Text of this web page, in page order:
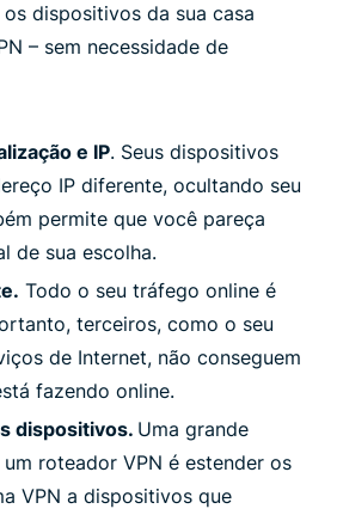
dispositivos da sua casa
– sem necessidade de
e IP. Seus dispositivos
IP diferente, ocultando seu
permite que você pareça
de sua escolha.
Todo o seu tráfego online é
terceiros, como o seu
de Internet, não conseguem
fazendo online.
dispositivos. Uma grande
roteador VPN é estender os
VPN a dispositivos que